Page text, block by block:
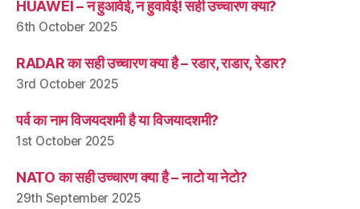
HUAWEI – न हुआवेई, न हुवावेई! सही उच्चारण क्या?
6th October 2025
RADAR का सही उच्चारण क्या है – रडार, राडार, रेडार?
3rd October 2025
पर्व का नाम विजयदशमी है या विजयादशमी?
1st October 2025
NATO का सही उच्चारण क्या है – नाटो या नेटो?
29th September 2025